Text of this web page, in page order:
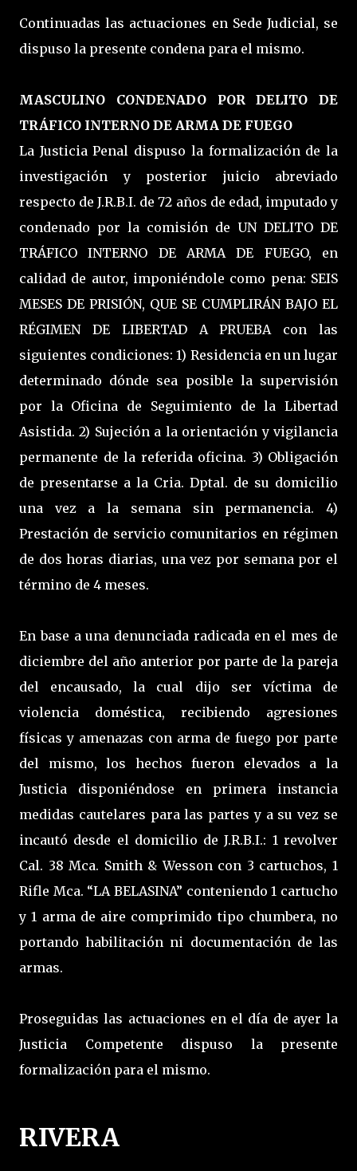
Continuadas las actuaciones en Sede Judicial, se
dispuso la presente condena para el mismo.
MASCULINO CONDENADO POR DELITO DE
TRÁFICO INTERNO DE ARMA DE FUEGO
La Justicia Penal dispuso la formalización de la
investigación y posterior juicio abreviado
respecto de J.R.B.I. de 72 años de edad, imputado y
condenado por la comisión de UN DELITO DE
TRÁFICO INTERNO DE ARMA DE FUEGO, en
calidad de autor, imponiéndole como pena: SEIS
MESES DE PRISIÓN, QUE SE CUMPLIRÁN BAJO EL
RÉGIMEN DE LIBERTAD A PRUEBA con las
siguientes condiciones: 1) Residencia en un lugar
determinado dónde sea posible la supervisión
por la Oficina de Seguimiento de la Libertad
Asistida. 2) Sujeción a la orientación y vigilancia
permanente de la referida oficina. 3) Obligación
de presentarse a la Cria. Dptal. de su domicilio
una vez a la semana sin permanencia. 4)
Prestación de servicio comunitarios en régimen
de dos horas diarias, una vez por semana por el
término de 4 meses.
En base a una denunciada radicada en el mes de
diciembre del año anterior por parte de la pareja
del encausado, la cual dijo ser víctima de
violencia doméstica, recibiendo agresiones
físicas y amenazas con arma de fuego por parte
del mismo, los hechos fueron elevados a la
Justicia disponiéndose en primera instancia
medidas cautelares para las partes y a su vez se
incautó desde el domicilio de J.R.B.I.: 1 revolver
Cal. 38 Mca. Smith & Wesson con 3 cartuchos, 1
Rifle Mca. “LA BELASINA” conteniendo 1 cartucho
y 1 arma de aire comprimido tipo chumbera, no
portando habilitación ni documentación de las
armas.
Proseguidas las actuaciones en el día de ayer la
Justicia Competente dispuso la presente
formalización para el mismo.
RIVERA